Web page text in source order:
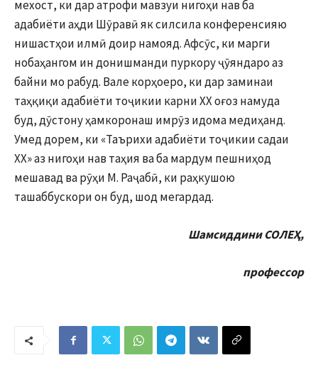
мехост, ки дар атрофи мавзуи нигоҳи нав ба
адабиёти аҳди Шӯравӣ як силсила конференсияю
нишастҳои илмӣ доир намояд. Афсӯс, ки марги
нобаҳангом ин донишманди пуркору ҷӯяндаро аз
байни мо рабуд. Вале корҳоеро, ки дар заминаи
таҳқиқи адабиёти тоҷикии карни XX оғоз намуда
буд, дӯстону ҳамкоронаш имрӯз идома медиҳанд.
Умед дорем, ки «Таърихи адабиёти тоҷикии садаи
XX» аз нигоҳи нав таҳия ва ба мардум пешниҳод
мешавад ва рӯҳи М. Раҷабӣ, ки раҳкушою
ташаббускори он буд, шод мегардад.
Шамсиддини СОЛЕҲ,
профессор